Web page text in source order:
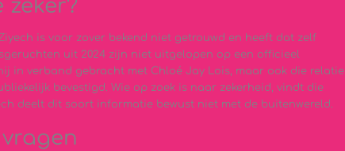
zeker?
is voor zover bekend niet getrouwd en heeft dat zelf
uit 2024 zijn niet uitgelopen op een officieel
in verband gebracht met Chloé Jay Lois, maar ook die relatie
bevestigd. Wie op zoek is naar zekerheid, vindt die
deelt dit soort informatie bewust niet met de buitenwereld.